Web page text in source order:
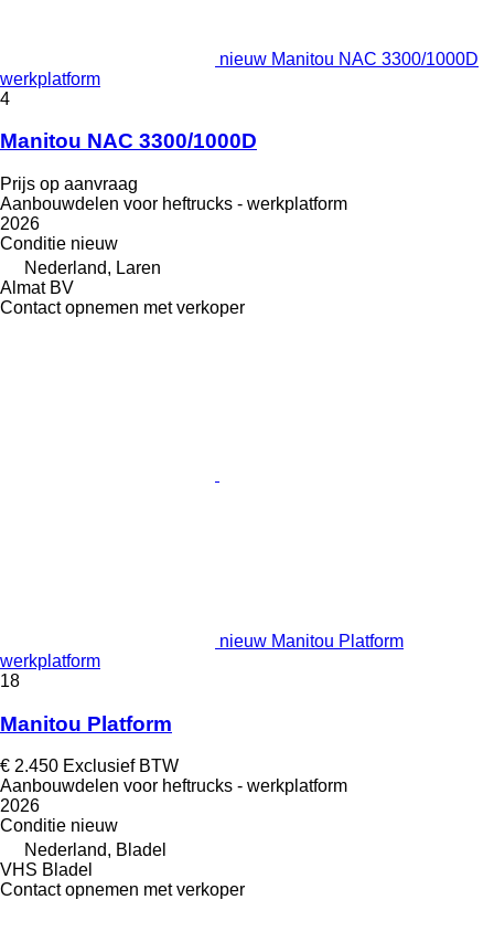
nieuw Manitou NAC 3300/1000D
werkplatform
4
Manitou NAC 3300/1000D
Prijs op aanvraag
Aanbouwdelen voor heftrucks - werkplatform
2026
Conditie nieuw
Nederland, Laren
Almat BV
Contact opnemen met verkoper
nieuw Manitou Platform
werkplatform
18
Manitou Platform
€ 2.450 Exclusief BTW
Aanbouwdelen voor heftrucks - werkplatform
2026
Conditie nieuw
Nederland, Bladel
VHS Bladel
Contact opnemen met verkoper